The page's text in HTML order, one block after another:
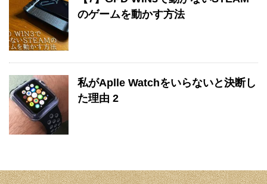
のゲームを動かす方法
私がAplle Watchをいらないと決断し
た理由 2